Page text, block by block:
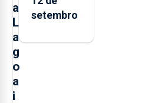
a
L
a
g
o
a
i
setembro